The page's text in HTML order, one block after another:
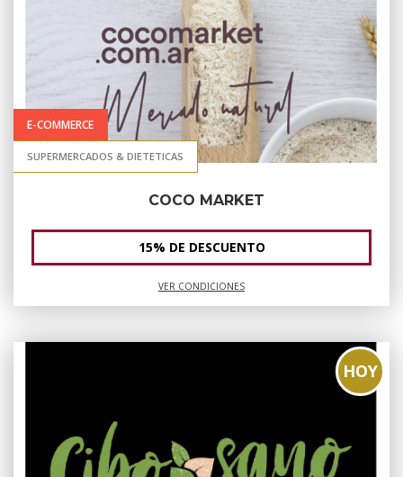
E-COMMERCE
SUPERMERCADOS & DIETETICAS
COCO MARKET
15% DE DESCUENTO
VER CONDICIONES
HOY